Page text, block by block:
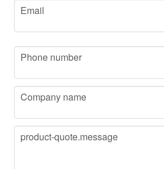
email
Email
phone
Phone number
company
Company name
message
product-quote.message